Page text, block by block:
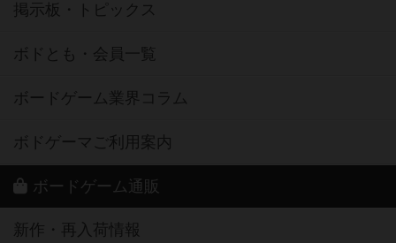
掲示板・トピックス
ボドとも・会員一覧
ボードゲーム業界コラム
ボドゲーマご利用案内
ボードゲーム通販
新作・再入荷情報